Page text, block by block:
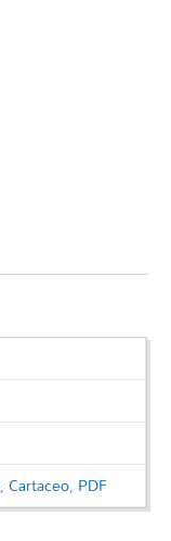
,Cartaceo, PDF